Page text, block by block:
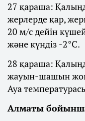
27 қараша:
жерлерде қар,
20 м/с дейін
және күндіз -2°С.
28 қараша:
жауын-шашын
Ауа
Алматы